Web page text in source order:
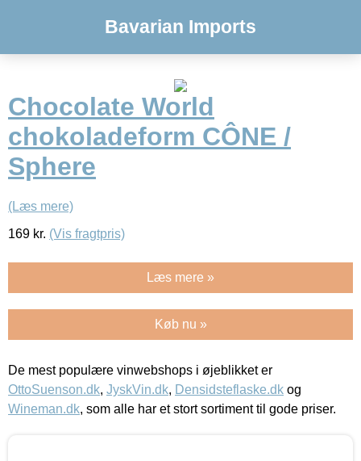
Bavarian Imports
Chocolate World
chokoladeform CÔNE /
Sphere
(Læs mere)
169 kr. (Vis fragtpris)
Læs mere »
Køb nu »
De mest populære vinwebshops i øjeblikket er
OttoSuenson.dk, JyskVin.dk, Densidsteflaske.dk og
Wineman.dk, som alle har et stort sortiment til gode priser.